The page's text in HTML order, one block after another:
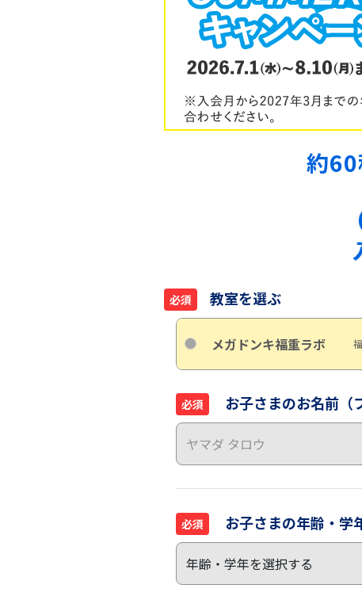
約
必須 教室を選ぶ
メガドンキ福重ラボ
必須 お子さまのお名前（
必須 お子さまの年齢・学